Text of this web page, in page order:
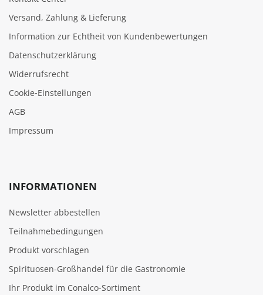
Versand, Zahlung & Lieferung
Information zur Echtheit von Kundenbewertungen
Datenschutzerklärung
Widerrufsrecht
Cookie‑Einstellungen
AGB
Impressum
INFORMATIONEN
Newsletter abbestellen
Teilnahmebedingungen
Produkt vorschlagen
Spirituosen-Großhandel für die Gastronomie
Ihr Produkt im Conalco-Sortiment